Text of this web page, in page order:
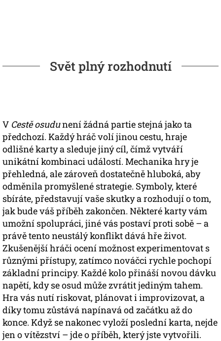
Svět plný rozhodnutí
V Cestě osudunení žádná partie stejná jako ta
předchozí. Každý hráč volí jinou cestu, hraje
odlišné karty a sleduje jiný cíl, čímž vytváří
unikátní kombinaci událostí. Mechanika hry je
přehledná, ale zároveň dostatečně hluboká, aby
odměnila promyšlené strategie. Symboly, které
sbíráte, představují vaše skutky a rozhodují o tom,
jak bude váš příběh zakončen. Některé karty vám
umožní spolupráci, jiné vás postaví proti sobě – a
právě tento neustálý konflikt dává hře život.
Zkušenější hráči ocení možnost experimentovat s
různými přístupy, zatímco nováčci rychle pochopí
základní principy. Každé kolo přináší novou dávku
napětí, kdy se osud může zvrátit jediným tahem.
Hra vás nutí riskovat, plánovat i improvizovat, a
díky tomu zůstává napínavá od začátku až do
konce. Když se nakonec vyloží poslední karta, nejde
jen o vítězství – jde o příběh, který jste vytvořili.